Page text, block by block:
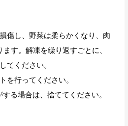
傷し、野菜は柔らかくなり、肉
す。解凍を繰り返すごとに、
てください。
を行ってください。
る場合は、捨ててください。